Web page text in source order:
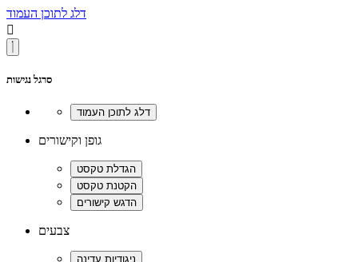
דלג לתוכן העמוד

סרגל נגישות
גופן וקישורים
צבעים